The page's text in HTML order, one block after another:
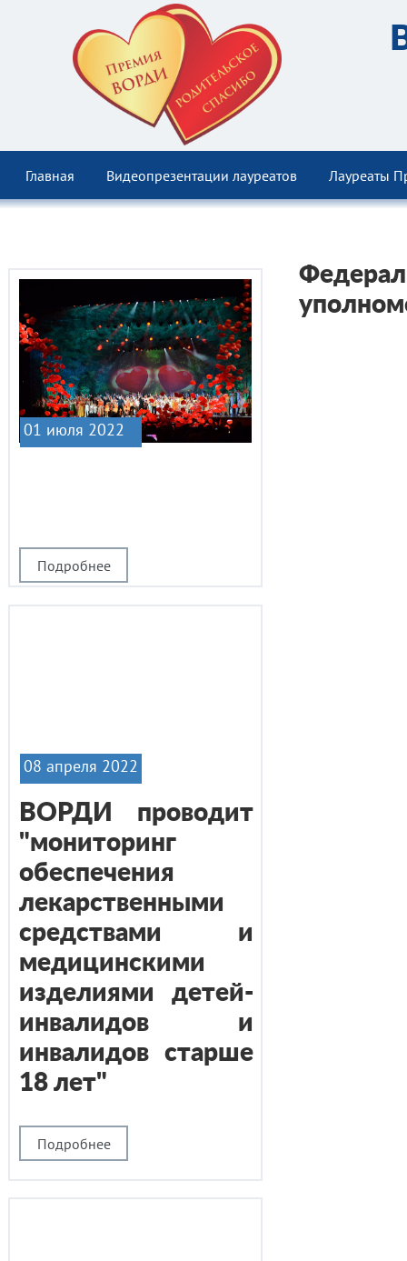
Главная Видеопрезентации лауреатов Лауреаты
Подробнее
01 июля 2022
Подробнее
ВОРДИ проводит
"мониторинг
обеспечения
лекарственными
средствами и
медицинскими
изделиями детей-
инвалидов и
инвалидов старше
18 лет"
08 апреля 2022